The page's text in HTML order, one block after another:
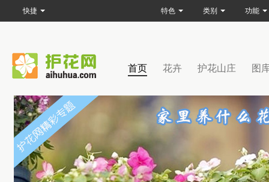
首页 花卉 护花山庄 图
快捷 特色 类别 功能